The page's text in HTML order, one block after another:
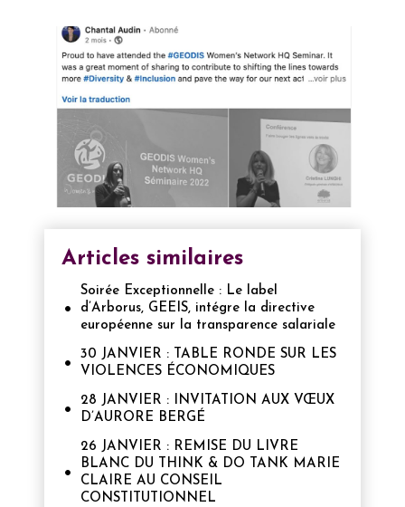
Articles similaires
Soirée Exceptionnelle : Le label
d’Arborus, GEEIS, intégre la directive
européenne sur la transparence salariale
30 JANVIER : TABLE RONDE SUR LES
VIOLENCES ÉCONOMIQUES
28 JANVIER : INVITATION AUX VŒUX
D’AURORE BERGÉ
26 JANVIER : REMISE DU LIVRE
BLANC DU THINK & DO TANK MARIE
CLAIRE AU CONSEIL
CONSTITUTIONNEL